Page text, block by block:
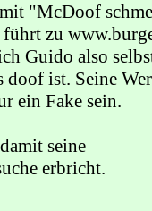
"McDoof
zu
Guido also
doof ist. Seine
ein Fake sein.
seine
erbricht.